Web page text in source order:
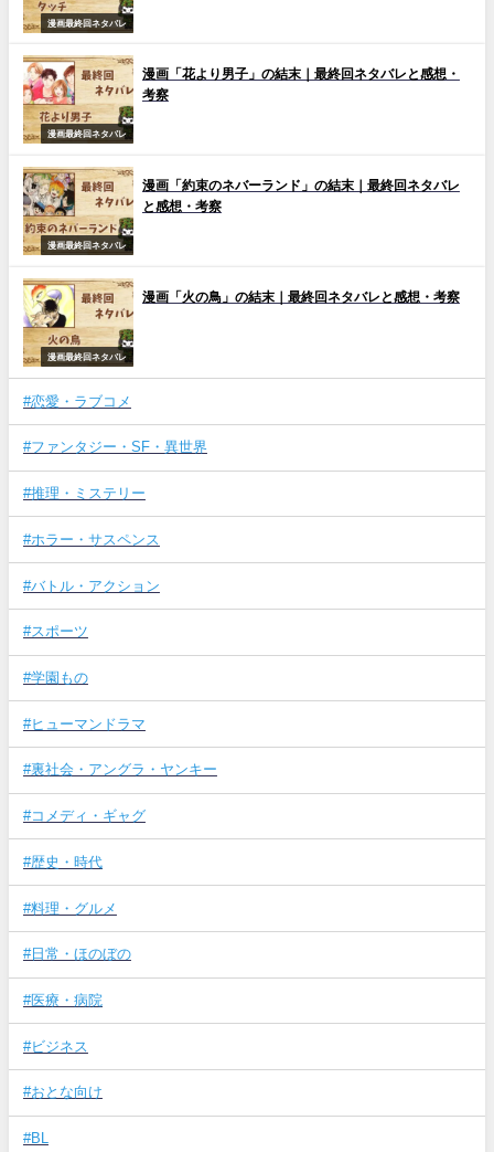
漫画最終回ネタバレ
漫画最終回ネタバレ
漫画「花より男子」の結末｜最終回ネタバレと感想・
考察
漫画最終回ネタバレ
漫画「約束のネバーランド」の結末｜最終回ネタバレ
と感想・考察
漫画最終回ネタバレ
漫画「火の鳥」の結末｜最終回ネタバレと感想・考察
#恋愛・ラブコメ
#ファンタジー・SF・異世界
#推理・ミステリー
#ホラー・サスペンス
#バトル・アクション
#スポーツ
#学園もの
#ヒューマンドラマ
#裏社会・アングラ・ヤンキー
#コメディ・ギャグ
#歴史・時代
#料理・グルメ
#日常・ほのぼの
#医療・病院
#ビジネス
#おとな向け
#BL